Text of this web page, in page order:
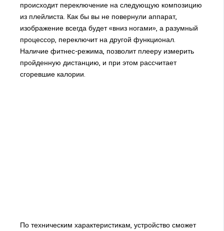
происходит переключение на следующую композицию
из плейлиста. Как бы вы не повернули аппарат,
изображение всегда будет «вниз ногами», а разумный
процессор, переключит на другой функционал.
Наличие фитнес-режима, позволит плееру измерить
пройденную дистанцию, и при этом рассчитает
сгоревшие калории.
По техническим характеристикам, устройство сможет